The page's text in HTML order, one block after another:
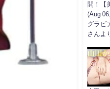
開！【
(Aug
グラビ
さんよ